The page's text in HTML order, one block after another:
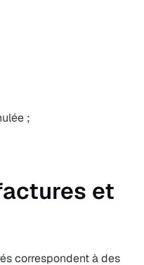
;
et
correspondent à des